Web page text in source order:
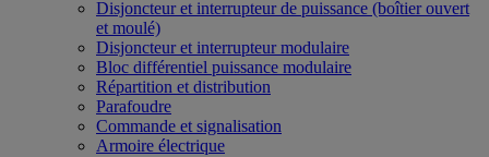
Disjoncteur et interrupteur de puissance (boîtier ouvert
et moulé)
Disjoncteur et interrupteur modulaire
Bloc différentiel puissance modulaire
Répartition et distribution
Parafoudre
Commande et signalisation
Armoire électrique